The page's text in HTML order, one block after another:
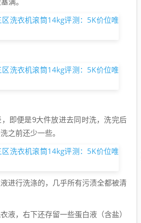
满。
即便是9大件放进去同时洗，洗完后
之前还少一些。
进行洗涤的，几乎所有污渍全都被清
液，右下还存留一些蛋白液（含盐）